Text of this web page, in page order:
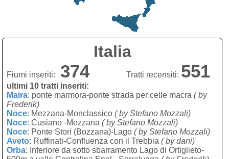
Italia
Fiumi inseriti: 374 Tratti recensiti: 551
ultimi 10 tratti inseriti:
Maira: ponte marmora-ponte strada per celle macra( by
Frederik)
Noce: Mezzana-Monclassico( by Stefano Mozzali)
Noce: Cusiano -Mezzana( by Stefano Mozzali)
Noce: Ponte Stori (Bozzana)-Lago( by Stefano Mozzali)
Aveto: Ruffinati-Confluenza con il Trebbia( by dani)
Orba: Inferiore da sotto sbarramento Lago di Ortiglieto-